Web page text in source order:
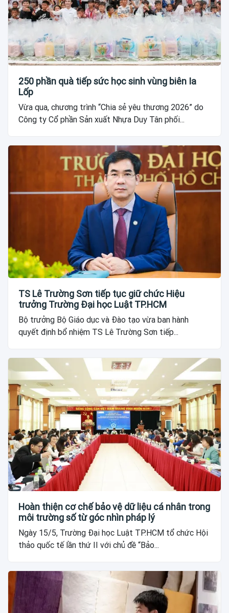
250 phần quà tiếp sức học sinh vùng biên Ia
Lốp
Vừa qua, chương trình “Chia sẻ yêu thương 2026” do
Công ty Cổ phần Sản xuất Nhựa Duy Tân phối...
TS Lê Trường Sơn tiếp tục giữ chức Hiệu
trưởng Trường Đại học Luật TP.HCM
Bộ trưởng Bộ Giáo dục và Đào tạo vừa ban hành
quyết định bổ nhiệm TS Lê Trường Sơn tiếp...
Hoàn thiện cơ chế bảo vệ dữ liệu cá nhân trong
môi trường số từ góc nhìn pháp lý
Ngày 15/5, Trường Đại học Luật TP.HCM tổ chức Hội
thảo quốc tế lần thứ II với chủ đề “Bảo...